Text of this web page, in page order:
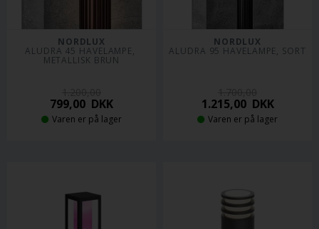
NORDLUX
ALUDRA 45 HAVELAMPE,
METALLISK BRUN
799,00 DKK
Varen er på lager
NORDLUX
ALUDRA 95 HAVELAMPE, SORT
1.215,00DKK
Varen er på lager